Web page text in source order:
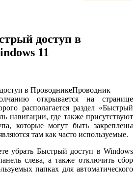
доступ в
11
Проводник
открывается на странице
располагается раздел «Быстрый
навигации, где также присутствуют
которые могут быть закреплены
там как часто используемые.
убрать Быстрый доступ в Windows
слева, а также отключить сбор
папках для автоматического